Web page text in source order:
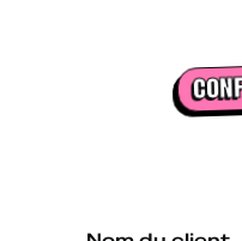
ILS NOUS FONT